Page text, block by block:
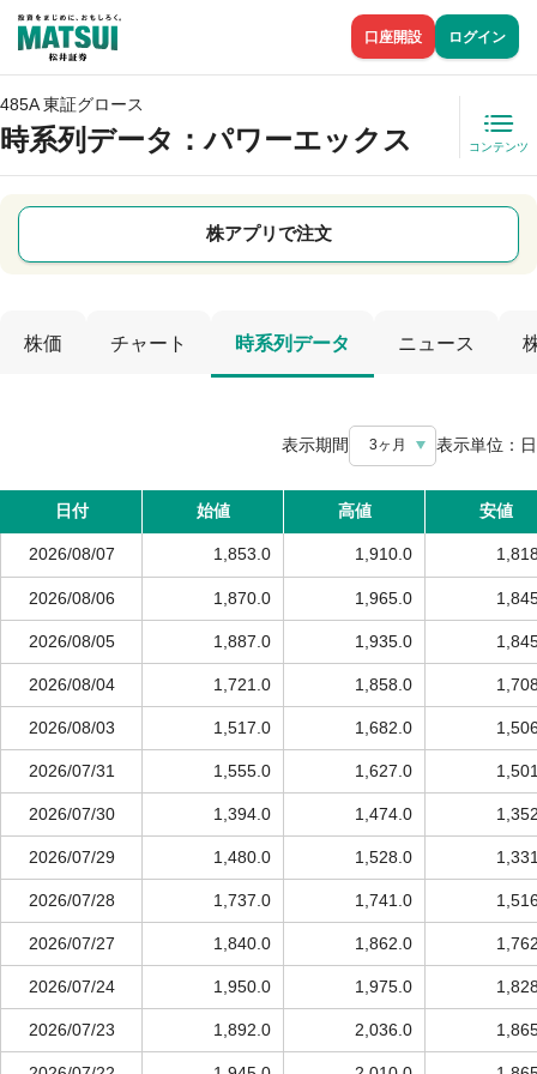
口座開設 ログイン
485A 東証グロース
時系列データ ：パワーエックス コンテンツ
株アプリで注文
株価 チャート 時系列データ ニュース
表示期間 3ヶ月 表示単位： 日
日付 始値 高値 安値
2026/08/07 1,853.0 1,910.0
2026/08/06 1,870.0 1,965.0
2026/08/05 1,887.0 1,935.0
2026/08/04 1,721.0 1,858.0
2026/08/03 1,517.0 1,682.0
2026/07/31 1,555.0 1,627.0
2026/07/30 1,394.0 1,474.0
2026/07/29 1,480.0 1,528.0
2026/07/28 1,737.0 1,741.0
2026/07/27 1,840.0 1,862.0
2026/07/24 1,950.0 1,975.0
2026/07/23 1,892.0 2,036.0